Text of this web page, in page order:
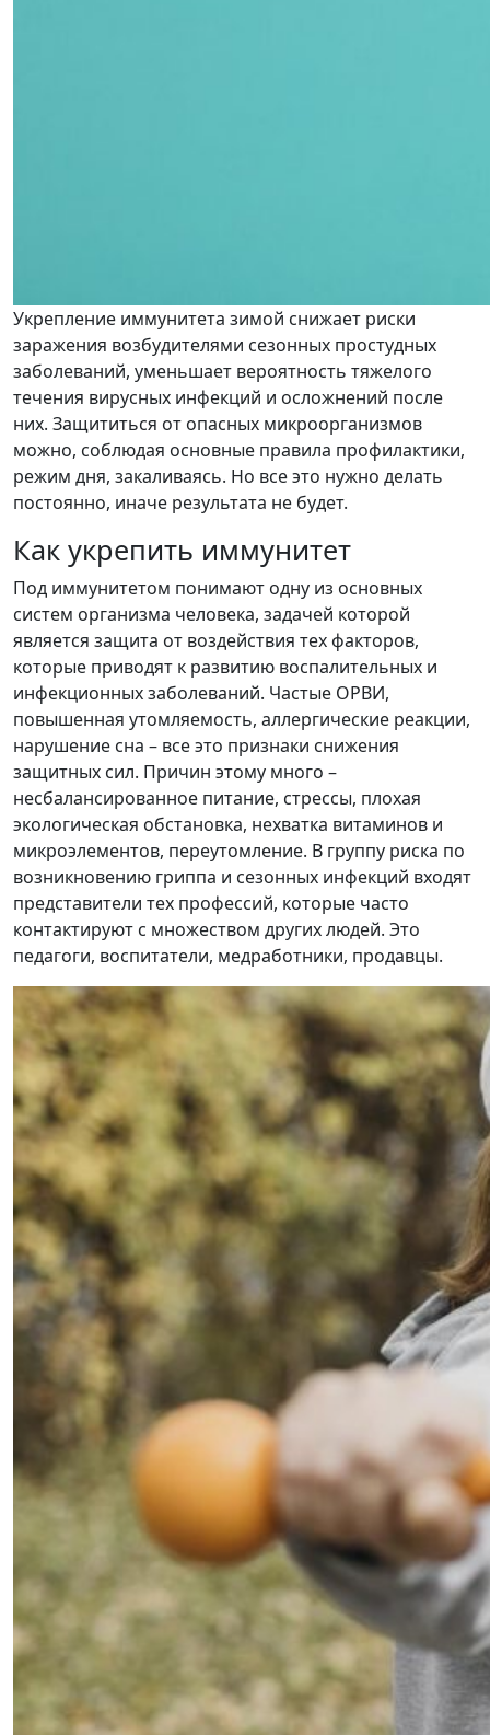
Укрепление иммунитета зимой снижает риски
заражения возбудителями сезонных простудных
заболеваний, уменьшает вероятность тяжелого
течения вирусных инфекций и осложнений после
них. Защититься от опасных микроорганизмов
можно, соблюдая основные правила профилактики,
режим дня, закаливаясь. Но все это нужно делать
постоянно, иначе результата не будет.
Как укрепить иммунитет
Под иммунитетом понимают одну из основных
систем организма человека, задачей которой
является защита от воздействия тех факторов,
которые приводят к развитию воспалительных и
инфекционных заболеваний. Частые ОРВИ,
повышенная утомляемость, аллергические реакции,
нарушение сна – все это признаки снижения
защитных сил. Причин этому много –
несбалансированное питание, стрессы, плохая
экологическая обстановка, нехватка витаминов и
микроэлементов, переутомление. В группу риска по
возникновению гриппа и сезонных инфекций входят
представители тех профессий, которые часто
контактируют с множеством других людей. Это
педагоги, воспитатели, медработники, продавцы.